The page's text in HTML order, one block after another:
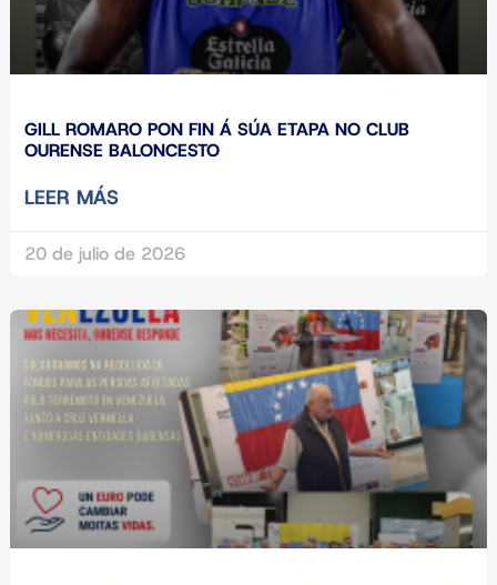
GILL ROMARO PON FIN Á SÚA ETAPA NO CLUB
OURENSE BALONCESTO
LEER MÁS
20 de julio de 2026